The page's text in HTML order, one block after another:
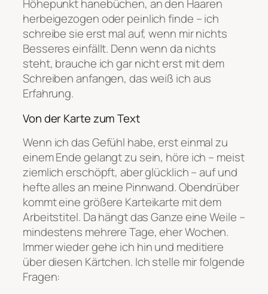
Höhepunkt hanebüchen, an den Haaren
herbeigezogen oder peinlich finde – ich
schreibe sie erst mal auf, wenn mir nichts
Besseres einfällt. Denn wenn da nichts
steht, brauche ich gar nicht erst mit dem
Schreiben anfangen, das weiß ich aus
Erfahrung.
Von der Karte zum Text
Wenn ich das Gefühl habe, erst einmal zu
einem Ende gelangt zu sein, höre ich – meist
ziemlich erschöpft, aber glücklich – auf und
hefte alles an meine Pinnwand. Obendrüber
kommt eine größere Karteikarte mit dem
Arbeitstitel. Da hängt das Ganze eine Weile –
mindestens mehrere Tage, eher Wochen.
Immer wieder gehe ich hin und meditiere
über diesen Kärtchen. Ich stelle mir folgende
Fragen: